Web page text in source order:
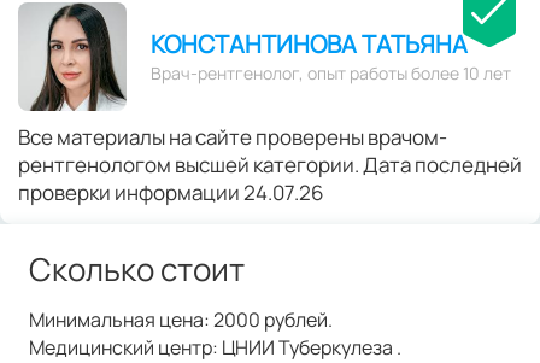
КОНСТАНТИНОВА ТАТЬЯНА
Врач-рентгенолог, опыт работы более 10 лет
Все материалы на сайте проверены врачом-
рентгенологом высшей категории. Дата последней
проверки информации 24.07.26
Сколько стоит
Минимальная цена: 2000 рублей.
Медицинский центр: ЦНИИ Туберкулеза .